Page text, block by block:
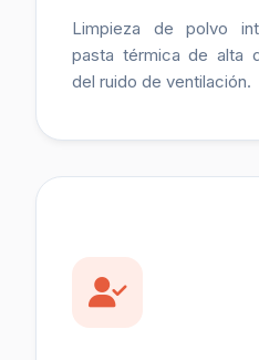
Limpieza de polvo
pasta térmica de alta
del ruido de ventilación.